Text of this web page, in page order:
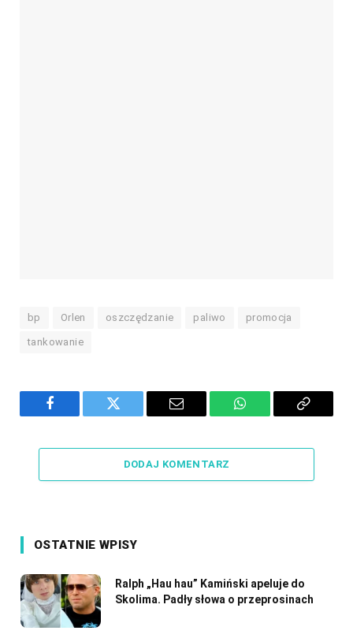
bp Orlen oszczędzanie paliwo promocja
tankowanie
Facebook Twitter Email WhatsAppCopy
DODAJ KOMENTARZ
OSTATNIE WPISY
Ralph „Hau hau” Kamiński apeluje do
Skolima. Padły słowa o przeprosinach